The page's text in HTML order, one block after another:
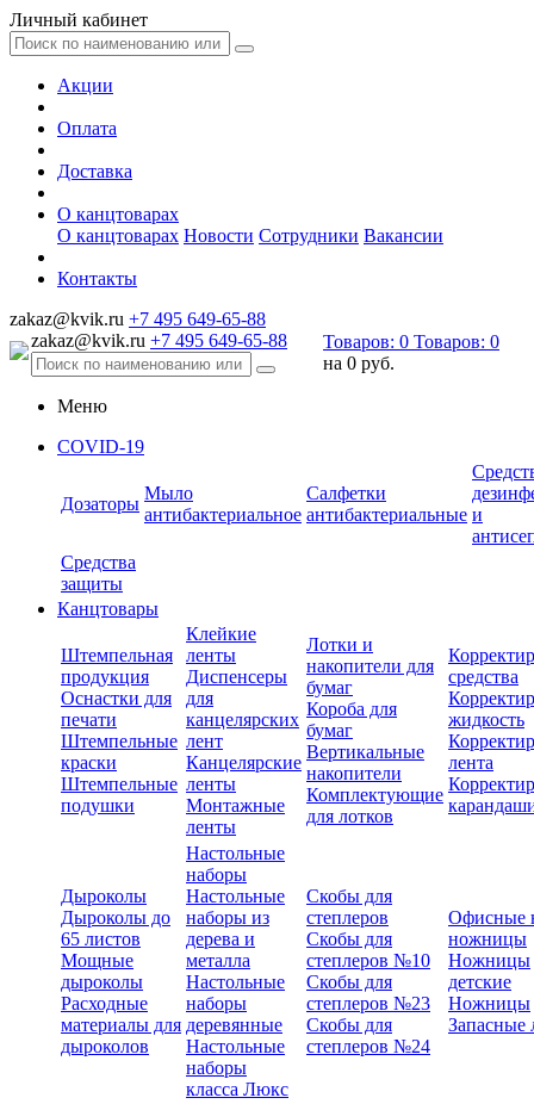
Личный кабинет
Акции
Оплата
Доставка
О канцтоварах
О канцтоварах Новости Сотрудники Вакансии
Контакты
zakaz@kvik.ru +7 495 649-65-88
zakaz@kvik.ru +7 495 649-65-88 Товаров: 0 Товаров: 0
на 0 руб.
Меню
COVID-19
Дозаторы
Мыло
антибактериальное
Салфетки
антибактериальные и
Средства
защиты
Канцтовары
Штемпельная
продукция
Оснастки для
печати
Штемпельные
краски
Штемпельные
подушки
Клейкие
ленты
Диспенсеры
для
канцелярских
лент
Канцелярские
ленты
Монтажные
ленты
Лотки и
накопители для
бумаг
Короба для
бумаг
Вертикальные
накопители
Комплектующие
для лотков
средства
жидкость
лента
Дыроколы
Дыроколы до
65 листов
Мощные
дыроколы
Расходные
материалы для
дыроколов
Настольные
наборы
Настольные
наборы из
дерева и
металла
Настольные
наборы
деревянные
Настольные
наборы
класса Люкс
Скобы для
степлеров
Скобы для
степлеров №10
Скобы для
степлеров №23
Скобы для
степлеров №24
Офисные
ножницы
Ножницы
детские
Ножницы
Запасные